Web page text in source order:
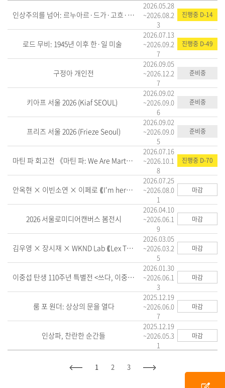
​​​​​​​인상주의를 넘어: 르누아르·드가·고흐·마티스·피카소
2026.05.28
~2026.08.2
3
진행중 D-14
로드 무비: 1945년 이후 한·일 미술
2026.07.13
~2026.09.2
7
진행중 D-49
구정아 개인전
2026.09.05
~2026.12.2
7
준비중
키아프 서울 2026 (Kiaf SEOUL)
2026.09.02
~2026.09.0
6
준비중
프리즈 서울 2026 (Frieze Seoul)
2026.09.02
~2026.09.0
5
준비중
마틴 파 회고전 《마틴 파: We Are Martin Parr》
2026.07.16
~2026.10.1
8
진행중 D-70
안옥현 × 이빈소연 × 이페로 ⟪I'm here, the room next door⟫
2026.07.25
~2026.08.0
1
마감
2026 서울로미디어캔버스 봄전시
2026.04.10
~2026.06.1
9
마감
김우영 × 장시재 × WKND Lab ⟪Lex Talionis⟫
2026.03.05
~2026.03.2
5
마감
이중섭 탄생 110주년 특별전 <쓰다, 이중섭>
2026.01.30
~2026.06.1
3
마감
룸 포 원더: 상상의 문을 열다
2025.12.19
~2026.06.0
7
마감
인상파, 찬란한 순간들
2025.12.19
~2026.05.3
1
마감
1 2 3